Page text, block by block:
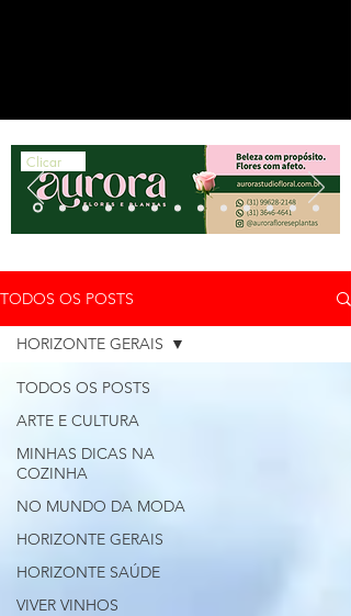
Clicar
TODOS OS POSTS
TODOS OS POSTS
ARTE E CULTURA
MINHAS DICAS NA
COZINHA
NO MUNDO DA MODA
HORIZONTE GERAIS
HORIZONTE SAÚDE
VIVER VINHOS
HORIZONTE GERAIS